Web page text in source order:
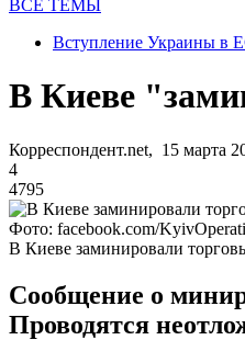
ВСЕ ТЕМЫ
Вступление Украины в
В Киеве
Корреспондент.net, 15 марта
4
4795
Фото: facebook.com/
В Киеве заминировали
Сообщение о
Проводятся